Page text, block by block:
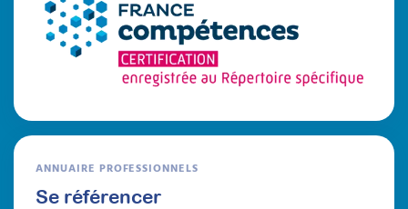
ANNUAIRE PROFESSIONNELS
Se référencer